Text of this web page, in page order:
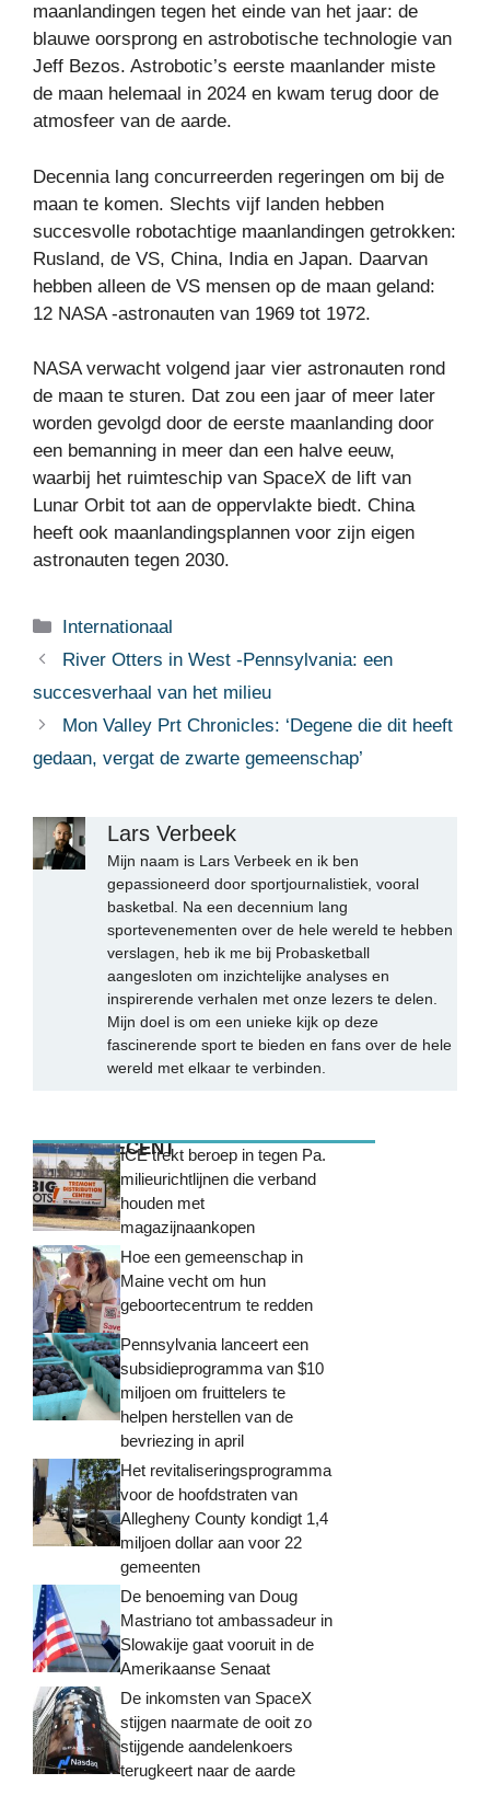
maanlandingen tegen het einde van het jaar: de
blauwe oorsprong en astrobotische technologie van
Jeff Bezos. Astrobotic’s eerste maanlander miste
de maan helemaal in 2024 en kwam terug door de
atmosfeer van de aarde.
Decennia lang concurreerden regeringen om bij de
maan te komen. Slechts vijf landen hebben
succesvolle robotachtige maanlandingen getrokken:
Rusland, de VS, China, India en Japan. Daarvan
hebben alleen de VS mensen op de maan geland:
12 NASA -astronauten van 1969 tot 1972.
NASA verwacht volgend jaar vier astronauten rond
de maan te sturen. Dat zou een jaar of meer later
worden gevolgd door de eerste maanlanding door
een bemanning in meer dan een halve eeuw,
waarbij het ruimteschip van SpaceX de lift van
Lunar Orbit tot aan de oppervlakte biedt. China
heeft ook maanlandingsplannen voor zijn eigen
astronauten tegen 2030.
Categorieën
Internationaal
River Otters in West -Pennsylvania: een
succesverhaal van het milieu
Mon Valley Prt Chronicles: ‘Degene die dit heeft
gedaan, vergat de zwarte gemeenschap’
Lars Verbeek
Mijn naam is Lars Verbeek en ik ben
gepassioneerd door sportjournalistiek, vooral
basketbal. Na een decennium lang
sportevenementen over de hele wereld te hebben
verslagen, heb ik me bij Probasketball
aangesloten om inzichtelijke analyses en
inspirerende verhalen met onze lezers te delen.
Mijn doel is om een unieke kijk op deze
fascinerende sport te bieden en fans over de hele
wereld met elkaar te verbinden.
MEEST RECENTICE trekt beroep in tegen Pa.
milieurichtlijnen die verband
houden met
magazijnaankopen
Hoe een gemeenschap in
Maine vecht om hun
geboortecentrum te redden
Pennsylvania lanceert een
subsidieprogramma van $10
miljoen om fruittelers te
helpen herstellen van de
bevriezing in april
Het revitaliseringsprogramma
voor de hoofdstraten van
Allegheny County kondigt 1,4
miljoen dollar aan voor 22
gemeenten
De benoeming van Doug
Mastriano tot ambassadeur in
Slowakije gaat vooruit in de
Amerikaanse Senaat
De inkomsten van SpaceX
stijgen naarmate de ooit zo
stijgende aandelenkoers
terugkeert naar de aarde